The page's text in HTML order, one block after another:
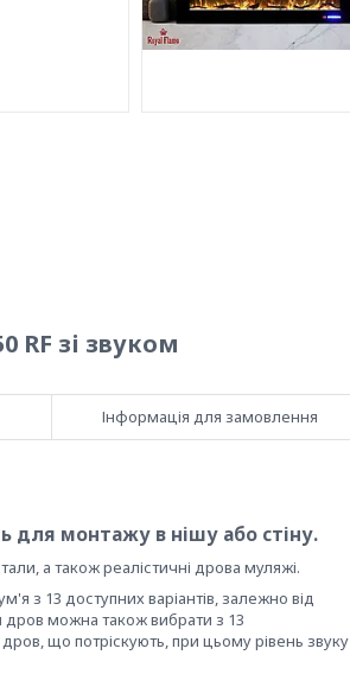
RF зі звуком
Інформація для замовлення
для монтажу в нішу або стіну.
а також реалістичні дрова муляжі.
з 13 доступних варіантів, залежно від
дров можна також вибрати з 13
що потріскують, при цьому рівень звуку